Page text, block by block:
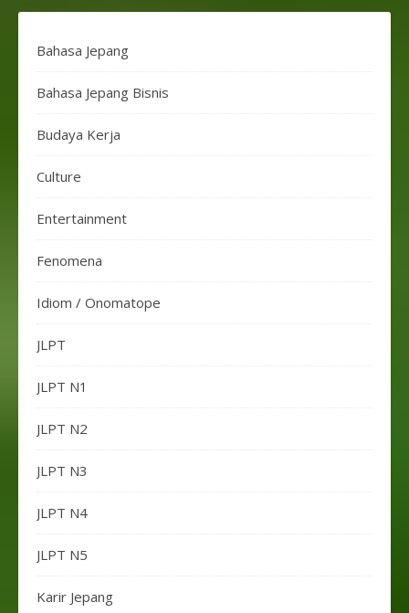
Bahasa Jepang
Bahasa Jepang Bisnis
Budaya Kerja
Culture
Entertainment
Fenomena
Idiom / Onomatope
JLPT
JLPT N1
JLPT N2
JLPT N3
JLPT N4
JLPT N5
Karir Jepang